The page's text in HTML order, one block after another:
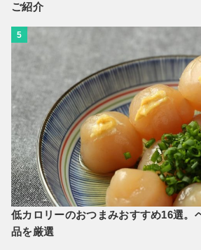
ご紹介
5
低カロリーのおつまみおすすめ16選。
品を厳選